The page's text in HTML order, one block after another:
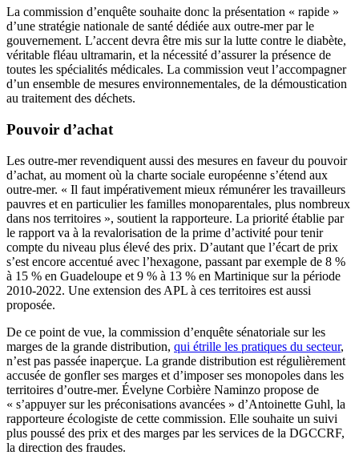
La commission d’enquête souhaite donc la présentation « rapide »
d’une stratégie nationale de santé dédiée aux outre-mer par le
gouvernement. L’accent devra être mis sur la lutte contre le diabète,
véritable fléau ultramarin, et la nécessité d’assurer la présence de
toutes les spécialités médicales. La commission veut l’accompagner
d’un ensemble de mesures environnementales, de la démoustication
au traitement des déchets.
Pouvoir d’achat
Les outre-mer revendiquent aussi des mesures en faveur du pouvoir
d’achat, au moment où la charte sociale européenne s’étend aux
outre-mer. « Il faut impérativement mieux rémunérer les travailleurs
pauvres et en particulier les familles monoparentales, plus nombreux
dans nos territoires », soutient la rapporteure. La priorité établie par
le rapport va à la revalorisation de la prime d’activité pour tenir
compte du niveau plus élevé des prix. D’autant que l’écart de prix
s’est encore accentué avec l’hexagone, passant par exemple de 8 %
à 15 % en Guadeloupe et 9 % à 13 % en Martinique sur la période
2010-2022. Une extension des APL à ces territoires est aussi
proposée.
De ce point de vue, la commission d’enquête sénatoriale sur les
marges de la grande distribution, qui étrille les pratiques du secteur,
n’est pas passée inaperçue. La grande distribution est régulièrement
accusée de gonfler ses marges et d’imposer ses monopoles dans les
territoires d’outre-mer. Évelyne Corbière Naminzo propose de
« s’appuyer sur les préconisations avancées » d’Antoinette Guhl, la
rapporteure écologiste de cette commission. Elle souhaite un suivi
plus poussé des prix et des marges par les services de la DGCCRF,
la direction des fraudes.